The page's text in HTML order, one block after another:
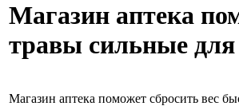
Магазин аптека
травы сильные для
Магазин аптека поможет сбросить вес